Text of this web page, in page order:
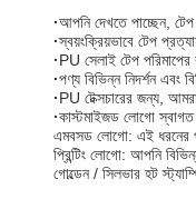
·আপনি দেখতে পাচ্ছেন, টেপ
·স্বয়ংক্রিয়ভাবে টেপ
·PU সেলাই টেপ
·পণ্য বিভিন্ন নিদর্শন এবং
·PU টেক্সচারের জন্য,
·কাস্টমাইজড লোগো স্বাগত
এমবসড লোগো: এই ধরনের
প্রিন্টিং লোগো: আপনি
গোল্ডেন / সিলভার হট